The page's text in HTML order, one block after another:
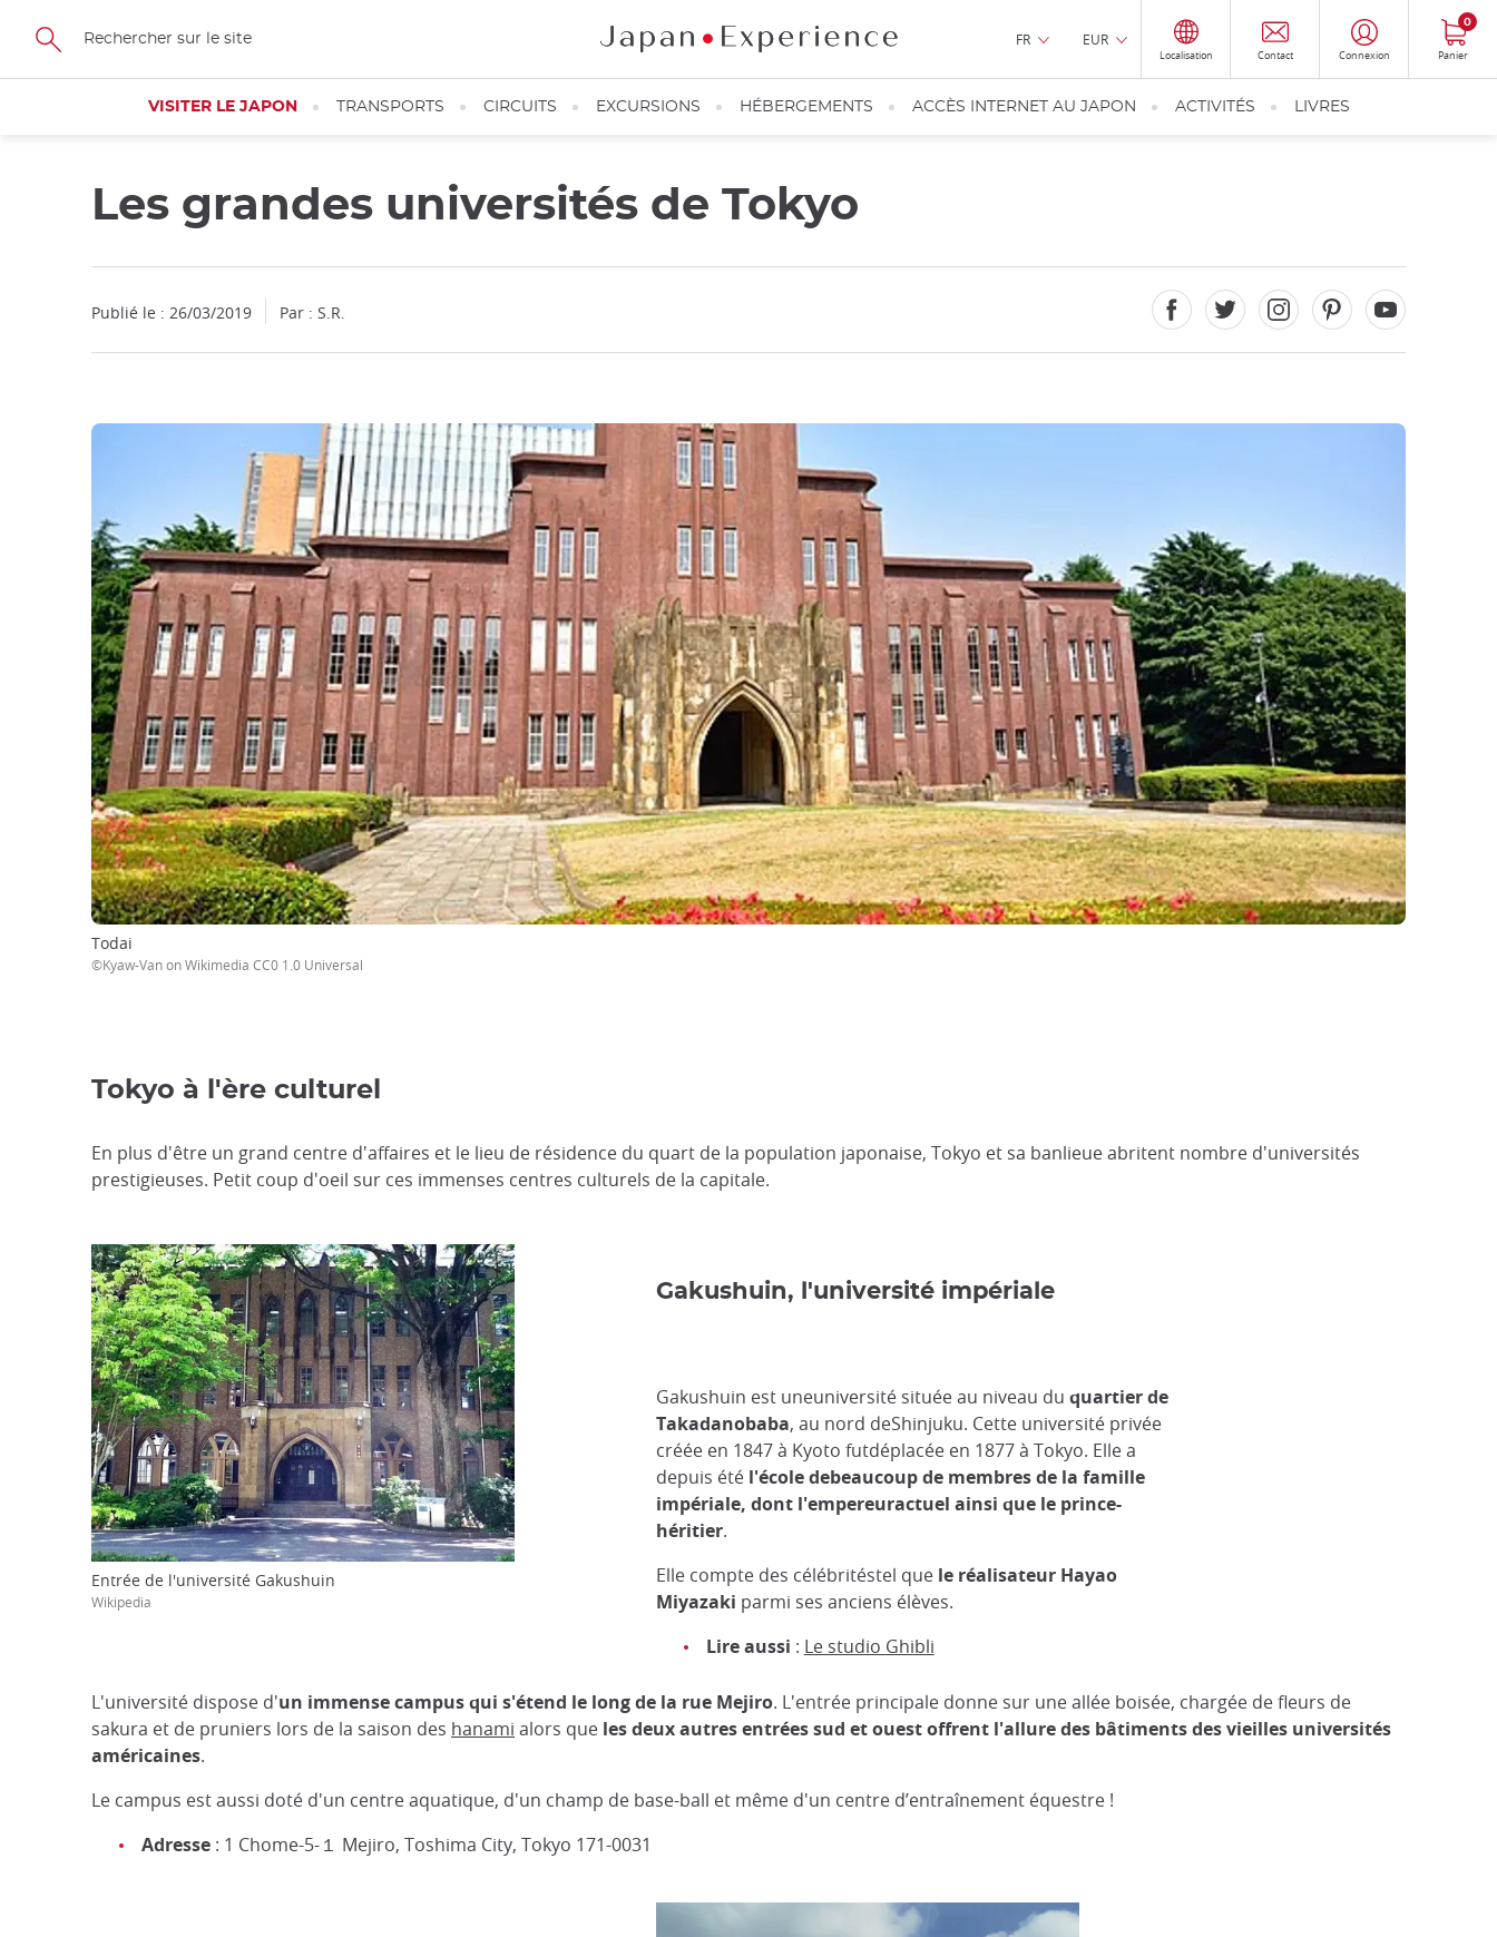
Skip
main
FR EUR
Localisation Contact Connexion Panier
0
VISITER LE JAPON TRANSPORTS CIRCUITS EXCURSIONS HÉBERGEMENTS ACCÈS INTERNET AU JAPON ACTIVITÉS LIVRES
Les grandes universités de Tokyo
Publié le : 26/03/2019 Par : S.R.
Todai
©Kyaw-Van on Wikimedia CC0 1.0 Universal
Tokyo à l'ère culturel
En plus d'être un grand centre d'affaires et le lieu de résidence du quart de la population japonaise, Tokyo et sa banlieue abritent nombre d'universités
prestigieuses. Petit coup d'oeil sur ces immenses centres culturels de la capitale.
Gakushuin, l'université impériale
Gakushuin est uneuniversité située au niveau du quartier de
Takadanobaba, au nord deShinjuku. Cette université privée
créée en 1847 à Kyoto futdéplacée en 1877 à Tokyo. Elle a
depuis étél'école debeaucoup de membres de la famille
impériale, dont l'empereuractuel ainsi que le prince-
héritier.
Elle compte des célébritéstel que le réalisateur Hayao
Miyazaki parmi ses anciens élèves.
Lire aussi : Le studio Ghibli
Entrée de l'université Gakushuin
Wikipedia
L'université dispose d'un immense campus qui s'étend le long de la rue Mejiro. L'entrée principale donne sur une allée boisée, chargée de fleurs de
sakura et de pruniers lors de la saison des hanami alors que les deux autres entrées sud et ouest offrent l'allure des bâtiments des vieilles universités
américaines.
Le campus est aussi doté d'un centre aquatique, d'un champ de base-ball et même d'un centre d’entraînement équestre !
Adresse : 1 Chome-5-１ Mejiro, Toshima City, Tokyo 171-0031